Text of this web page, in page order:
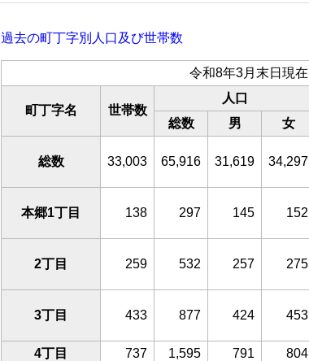
過去の町丁字別人口及び世帯数
令和8年3月末日現在
町丁字名 世帯数
人口
総数
男 女
総数 33,003 65,916 31,619 34,297
本郷1丁目 138 297 145 152
2丁目 259 532 257 275
3丁目 433 877 424 453
4丁目 737 1,595 791
804